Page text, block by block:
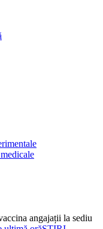
angajații la sediu